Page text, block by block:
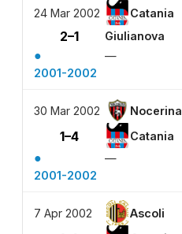
24 Mar 2002 Catania
2–1 Giulianova
●
—
2001-2002
30 Mar 2002 Nocerina
1–4 Catania
●
—
2001-2002
7 Apr 2002 Ascoli